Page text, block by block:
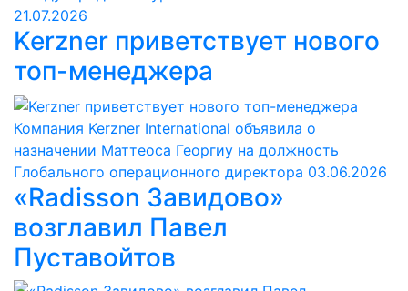
21.07.2026
Kerzner приветствует нового
топ-менеджера
Компания Kerzner International объявила о
назначении Маттеоса Георгиу на должность
Глобального операционного директора 03.06.2026
«Radisson Завидово»
возглавил Павел
Пуставойтов